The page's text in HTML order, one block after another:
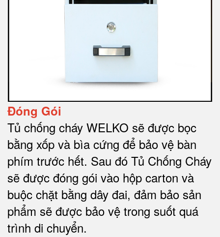
Đóng Gói
Tủ chống cháy WELKO sẽ được bọc
bằng xốp và bìa cứng để bảo vệ bàn
phím trước hết. Sau đó Tủ Chống Cháy
sẽ được đóng gói vào hộp carton và
buộc chặt bằng dây đai, đảm bảo sản
phẩm sẽ được bảo vệ trong suốt quá
trình di chuyển.